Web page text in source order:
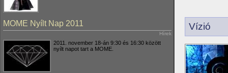
MOME Nyílt Nap 2011
Hírek
2011. november 18-án 9:30 és 16:30 között
nyílt napot tart a MOME.
Vízió